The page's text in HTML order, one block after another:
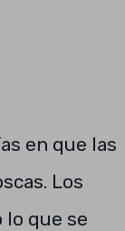
en que las
Los
que se